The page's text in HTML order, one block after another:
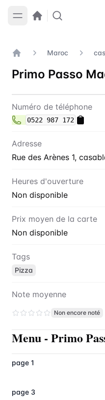
Maroc
Primo Passo
Contact Primo
Numéro de téléphone
0522 987 172
Adresse
Rue des Arènes 1,
Heures d'ouverture
Non disponible
Prix moyen de la carte
Non disponible
Tags
Pizza
Note moyenne
Non encore noté
Menu - Primo
page 1
page 3